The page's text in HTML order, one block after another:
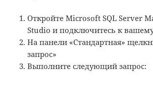
Откройте Microsoft SQL Server
Studio и подключитесь к
На панели «Стандартная»
запрос»
Выполните следующий запрос: